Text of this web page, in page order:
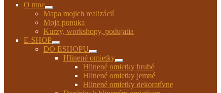
O mne
Rozbaliť
podradené
menu
Mapa mojich realizácií
Moja ponuka
Kurzy, workshopy, podujatia
E-SHOP
Rozbaliť
podradené
menu
DO ESHOPU
Rozbaliť
podradené
menu
Hlinené omietky
Rozbaliť
podradené
menu
Hlinené omietky hrubé
Hlinené omietky jemné
Hlinené omietky dekoratívne